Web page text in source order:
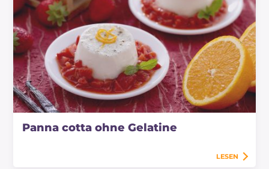
Panna cotta ohne Gelatine
LESEN